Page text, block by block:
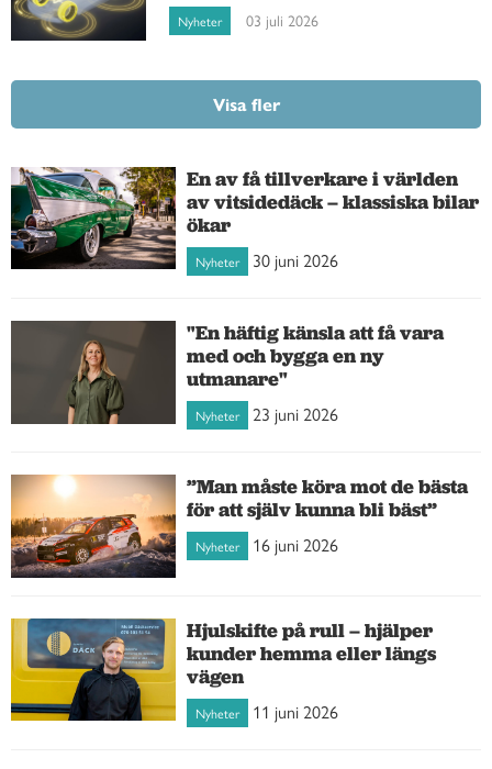
Nyheter 03 juli 2026
Visa fler
En av få tillverkare i världen
av vitsidedäck – klassiska bilar
ökar
Nyheter 30 juni 2026
"En häftig känsla att få vara
med och bygga en ny
utmanare"
Nyheter 23 juni 2026
”Man måste köra mot de bästa
för att själv kunna bli bäst”
Nyheter 16 juni 2026
Hjulskifte på rull – hjälper
kunder hemma eller längs
vägen
Nyheter 11 juni 2026